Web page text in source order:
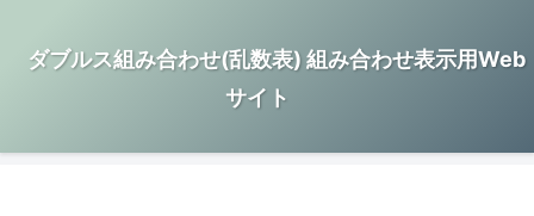
ダブルス組み合わせ(乱数表) 組み合わせ表示用Web
サイト